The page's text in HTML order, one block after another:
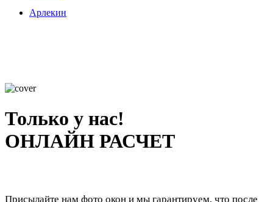
Арлекин
Только у нас!
ОНЛАЙН РАСЧЕТ
Присылайте нам фото окон и мы гарантируем, что после